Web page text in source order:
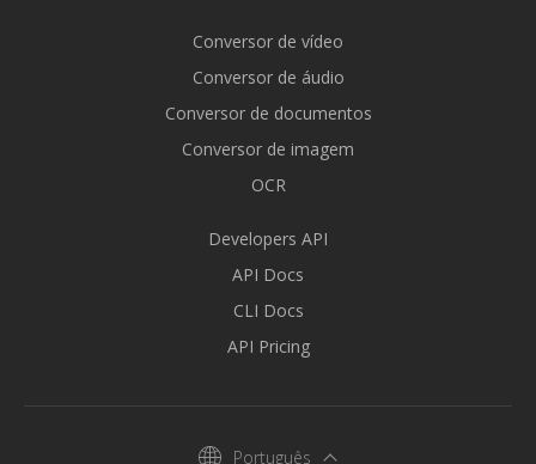
Conversor de vídeo
Conversor de áudio
Conversor de documentos
Conversor de imagem
OCR
Developers API
API Docs
CLI Docs
API Pricing
Português